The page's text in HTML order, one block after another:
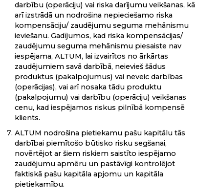
darbību (operāciju) vai riska darījumu veikšanas, kā
arī izstrādā un nodrošina nepieciešamo riska
kompensāciju/ zaudējumu seguma mehānismu
ieviešanu. Gadījumos, kad riska kompensācijas/
zaudējumu seguma mehānismu piesaiste nav
iespējama, ALTUM, lai izvairītos no ārkārtas
zaudējumiem savā darbībā, neievieš šādus
produktus (pakalpojumus) vai neveic darbības
(operācijas), vai arī nosaka tādu produktu
(pakalpojumu) vai darbību (operāciju) veikšanas
cenu, kad iespējamos riskus pilnībā kompensē
klients.
ALTUM nodrošina pietiekamu pašu kapitālu tās
darbībai piemītošo būtisko risku segšanai,
novērtējot ar šiem riskiem saistīto iespējamo
zaudējumu apmēru un pastāvīgi kontrolējot
faktiskā pašu kapitāla apjomu un kapitāla
pietiekamību.